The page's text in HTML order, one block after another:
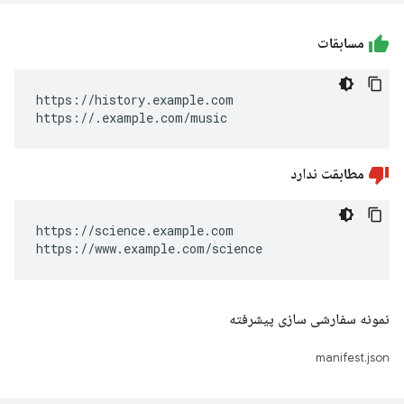
مسابقات
https://history.example.com
https://.example.com/music
مطابقت ندارد
https://science.example.com
https://www.example.com/science
نمونه سفارشی سازی پیشرفته
manifest.json